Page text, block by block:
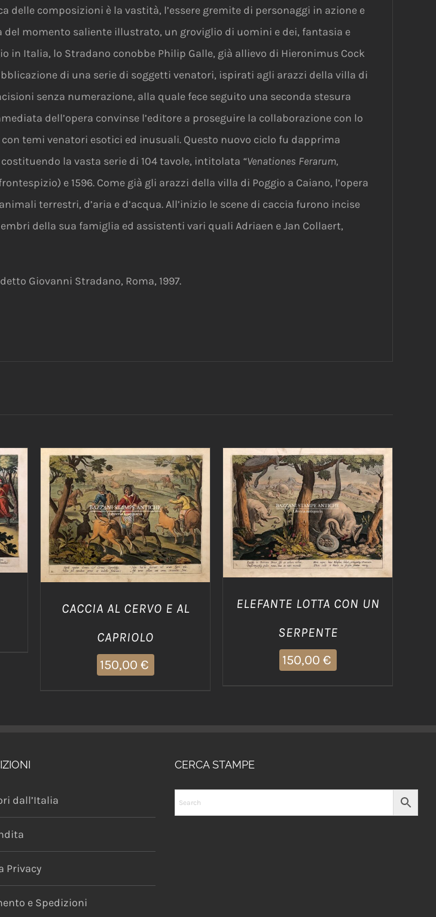
composizioni è la vastità, l’essere gremite di personaggi in azione e
momento saliente illustrato, un groviglio di uomini e dei, fantasia e
in Italia, lo Stradano conobbe Philip Galle, già allievo di Hieronimus Cock
di una serie di soggetti venatori, ispirati agli arazzi della villa di
senza numerazione, alla quale fece seguito una seconda stesura
dell’opera convinse l’editore a proseguire la collaborazione con lo
temi venatori esotici ed inusuali. Questo nuovo ciclo fu dapprima
la vasta serie di 104 tavole, intitolata “Venationes Ferarum,
e 1596. Come già gli arazzi della villa di Poggio a Caiano, l’opera
terrestri, d’aria e d’acqua. All’inizio le scene di caccia furono incise
della sua famiglia ed assistenti vari quali Adriaen e Jan Collaert,
Giovanni Stradano, Roma, 1997.
AGGIUNGI AL CARRELLO
/
DETTAGLI
CACCIA AL CERVO E AL
CAPRIOLO
150,00 €
AGGIUNGI AL CARRELLO
/
DETTAGLI
ELEFANTE LOTTA CON UN
SERPENTE
150,00 €
dall’Italia
Privacy
e Spedizioni
CERCA STAMPE